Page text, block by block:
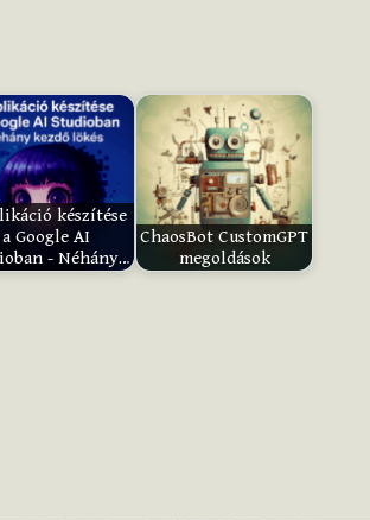
készítése
a Google AI
- Néhány…
ChaosBot CustomGPT
megoldások